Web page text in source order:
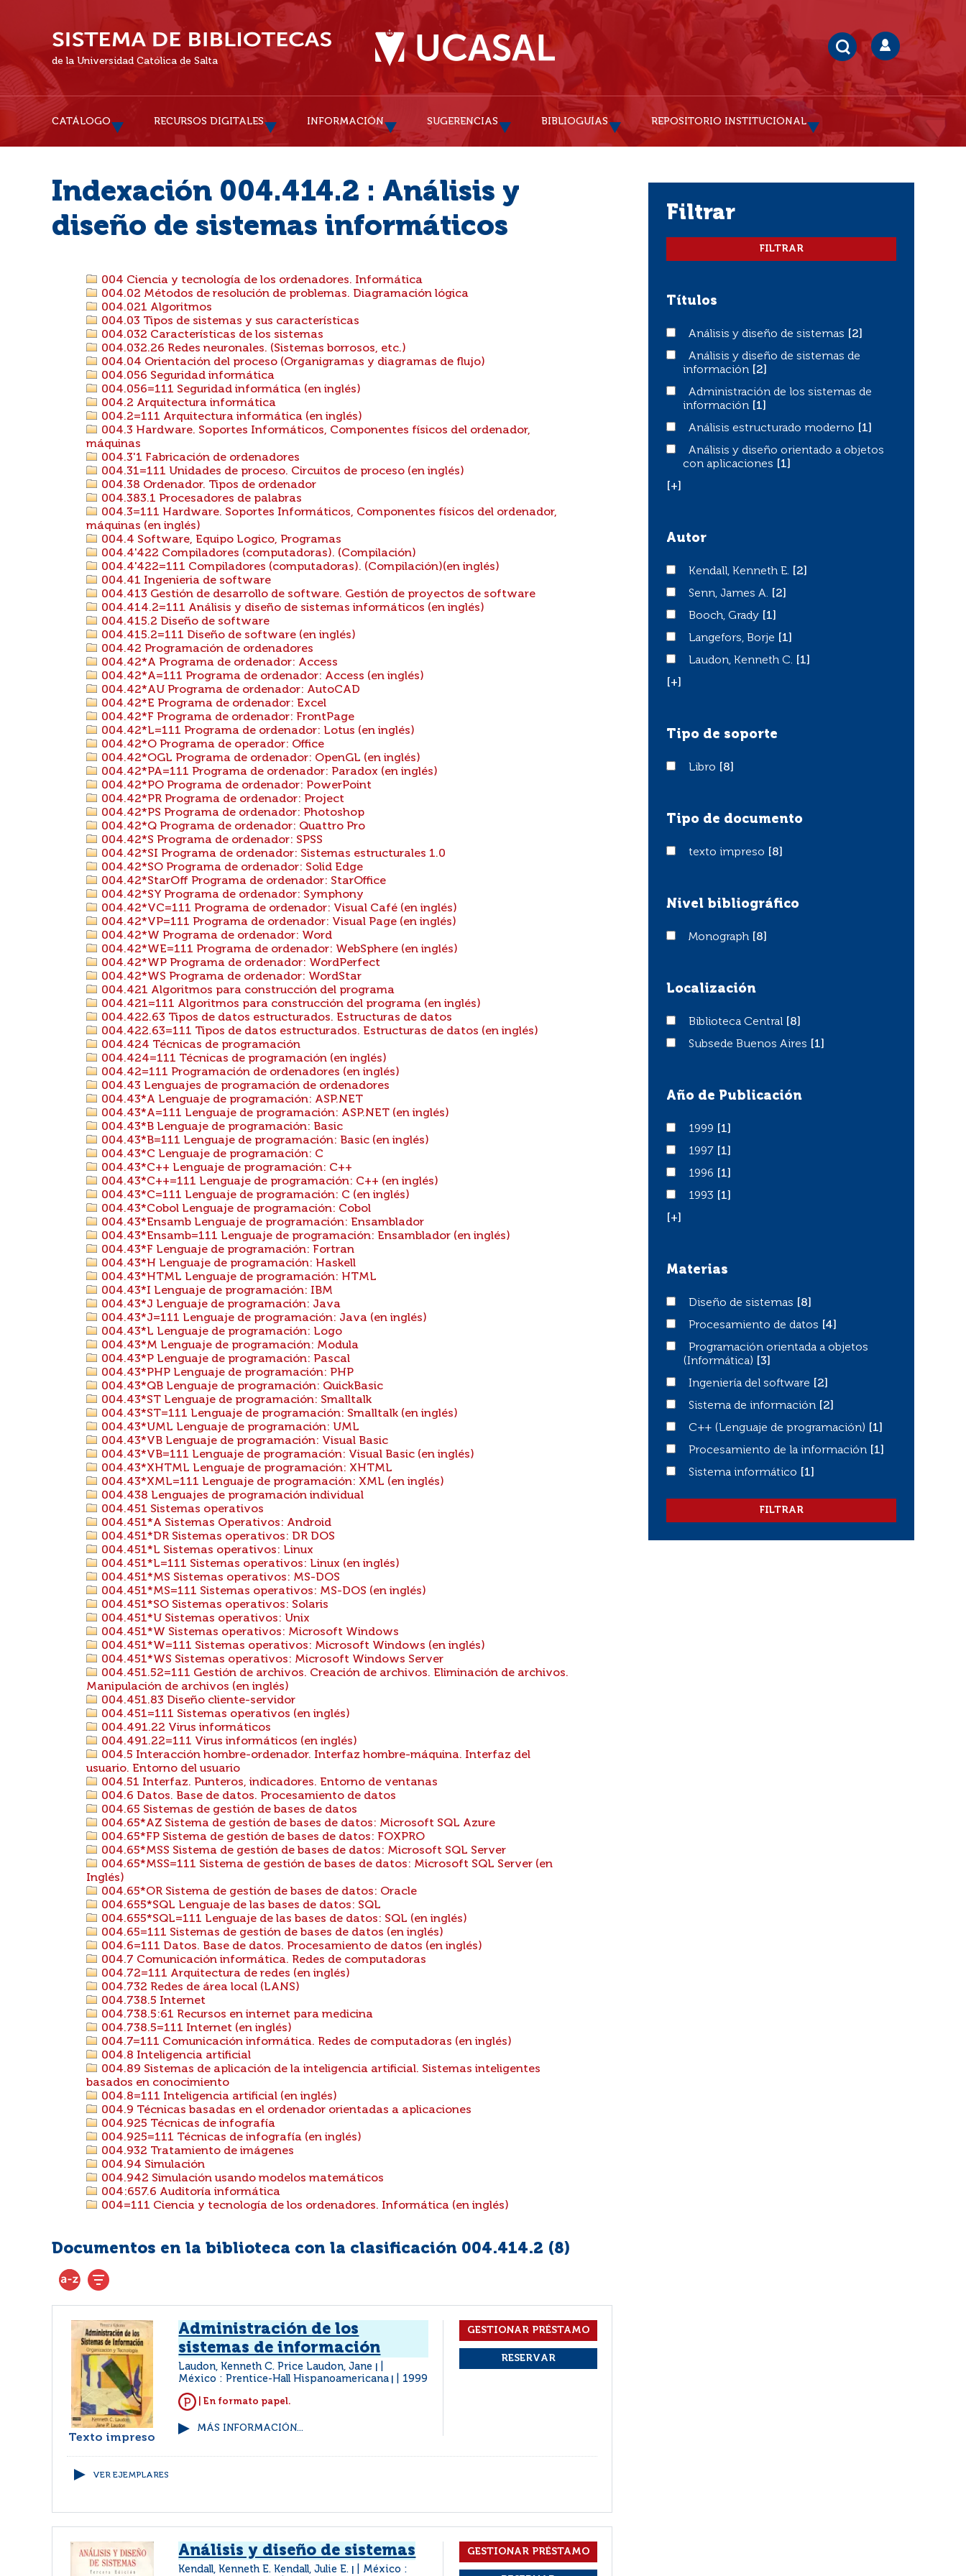
de la Universidad Católica de Salta
CATÁLOGO RECURSOS DIGITALES INFORMACIÓN SUGERENCIAS BIBLIOGUÍAS REPOSITORIO INSTITUCIONAL
Indexación 004.414.2 : Análisis y
diseño de sistemas informáticos
004 Ciencia y tecnología de los ordenadores. Informática
004.02 Métodos de resolución de problemas. Diagramación lógica
004.021 Algoritmos
004.03 Tipos de sistemas y sus características
004.032 Características de los sistemas
004.032.26 Redes neuronales. (Sistemas borrosos, etc.)
004.04 Orientación del proceso (Organigramas y diagramas de flujo)
004.056 Seguridad informática
004.056=111 Seguridad informática (en inglés)
004.2 Arquitectura informática
004.2=111 Arquitectura informática (en inglés)
004.3 Hardware. Soportes Informáticos, Componentes físicos del ordenador,
máquinas
004.3'1 Fabricación de ordenadores
004.31=111 Unidades de proceso. Circuitos de proceso (en inglés)
004.38 Ordenador. Tipos de ordenador
004.383.1 Procesadores de palabras
004.3=111 Hardware. Soportes Informáticos, Componentes físicos del ordenador,
máquinas (en inglés)
004.4 Software, Equipo Logico, Programas
004.4'422 Compiladores (computadoras). (Compilación)
004.4'422=111 Compiladores (computadoras). (Compilación)(en inglés)
004.41 Ingenieria de software
004.413 Gestión de desarrollo de software. Gestión de proyectos de software
004.414.2=111 Análisis y diseño de sistemas informáticos (en inglés)
004.415.2 Diseño de software
004.415.2=111 Diseño de software (en inglés)
004.42 Programación de ordenadores
004.42*A Programa de ordenador: Access
004.42*A=111 Programa de ordenador: Access (en inglés)
004.42*AU Programa de ordenador: AutoCAD
004.42*E Programa de ordenador: Excel
004.42*F Programa de ordenador: FrontPage
004.42*L=111 Programa de ordenador: Lotus (en inglés)
004.42*O Programa de operador: Office
004.42*OGL Programa de ordenador: OpenGL (en inglés)
004.42*PA=111 Programa de ordenador: Paradox (en inglés)
004.42*PO Programa de ordenador: PowerPoint
004.42*PR Programa de ordenador: Project
004.42*PS Programa de ordenador: Photoshop
004.42*Q Programa de ordenador: Quattro Pro
004.42*S Programa de ordenador: SPSS
004.42*SI Programa de ordenador: Sistemas estructurales 1.0
004.42*SO Programa de ordenador: Solid Edge
004.42*StarOff Programa de ordenador: StarOffice
004.42*SY Programa de ordenador: Symphony
004.42*VC=111 Programa de ordenador: Visual Café (en inglés)
004.42*VP=111 Programa de ordenador: Visual Page (en inglés)
004.42*W Programa de ordenador: Word
004.42*WE=111 Programa de ordenador: WebSphere (en inglés)
004.42*WP Programa de ordenador: WordPerfect
004.42*WS Programa de ordenador: WordStar
004.421 Algoritmos para construcción del programa
004.421=111 Algoritmos para construcción del programa (en inglés)
004.422.63 Tipos de datos estructurados. Estructuras de datos
004.422.63=111 Tipos de datos estructurados. Estructuras de datos (en inglés)
004.424 Técnicas de programación
004.424=111 Técnicas de programación (en inglés)
004.42=111 Programación de ordenadores (en inglés)
004.43 Lenguajes de programación de ordenadores
004.43*A Lenguaje de programación: ASP.NET
004.43*A=111 Lenguaje de programación: ASP.NET (en inglés)
004.43*B Lenguaje de programación: Basic
004.43*B=111 Lenguaje de programación: Basic (en inglés)
004.43*C Lenguaje de programación: C
004.43*C++ Lenguaje de programación: C++
004.43*C++=111 Lenguaje de programación: C++ (en inglés)
004.43*C=111 Lenguaje de programación: C (en inglés)
004.43*Cobol Lenguaje de programación: Cobol
004.43*Ensamb Lenguaje de programación: Ensamblador
004.43*Ensamb=111 Lenguaje de programación: Ensamblador (en inglés)
004.43*F Lenguaje de programación: Fortran
004.43*H Lenguaje de programación: Haskell
004.43*HTML Lenguaje de programación: HTML
004.43*I Lenguaje de programación: IBM
004.43*J Lenguaje de programación: Java
004.43*J=111 Lenguaje de programación: Java (en inglés)
004.43*L Lenguaje de programación: Logo
004.43*M Lenguaje de programación: Modula
004.43*P Lenguaje de programación: Pascal
004.43*PHP Lenguaje de programación: PHP
004.43*QB Lenguaje de programación: QuickBasic
004.43*ST Lenguaje de programación: Smalltalk
004.43*ST=111 Lenguaje de programación: Smalltalk (en inglés)
004.43*UML Lenguaje de programación: UML
004.43*VB Lenguaje de programación: Visual Basic
004.43*VB=111 Lenguaje de programación: Visual Basic (en inglés)
004.43*XHTML Lenguaje de programación: XHTML
004.43*XML=111 Lenguaje de programación: XML (en inglés)
004.438 Lenguajes de programación individual
004.451 Sistemas operativos
004.451*A Sistemas Operativos: Android
004.451*DR Sistemas operativos: DR DOS
004.451*L Sistemas operativos: Linux
004.451*L=111 Sistemas operativos: Linux (en inglés)
004.451*MS Sistemas operativos: MS-DOS
004.451*MS=111 Sistemas operativos: MS-DOS (en inglés)
004.451*SO Sistemas operativos: Solaris
004.451*U Sistemas operativos: Unix
004.451*W Sistemas operativos: Microsoft Windows
004.451*W=111 Sistemas operativos: Microsoft Windows (en inglés)
004.451*WS Sistemas operativos: Microsoft Windows Server
004.451.52=111 Gestión de archivos. Creación de archivos. Eliminación de archivos.
Manipulación de archivos (en inglés)
004.451.83 Diseño cliente-servidor
004.451=111 Sistemas operativos (en inglés)
004.491.22 Virus informáticos
004.491.22=111 Virus informáticos (en inglés)
004.5 Interacción hombre-ordenador. Interfaz hombre-máquina. Interfaz del
usuario. Entorno del usuario
004.51 Interfaz. Punteros, indicadores. Entorno de ventanas
004.6 Datos. Base de datos. Procesamiento de datos
004.65 Sistemas de gestión de bases de datos
004.65*AZ Sistema de gestión de bases de datos: Microsoft SQL Azure
004.65*FP Sistema de gestión de bases de datos: FOXPRO
004.65*MSS Sistema de gestión de bases de datos: Microsoft SQL Server
004.65*MSS=111 Sistema de gestión de bases de datos: Microsoft SQL Server (en
Inglés)
004.65*OR Sistema de gestión de bases de datos: Oracle
004.655*SQL Lenguaje de las bases de datos: SQL
004.655*SQL=111 Lenguaje de las bases de datos: SQL (en inglés)
004.65=111 Sistemas de gestión de bases de datos (en inglés)
004.6=111 Datos. Base de datos. Procesamiento de datos (en inglés)
004.7 Comunicación informática. Redes de computadoras
004.72=111 Arquitectura de redes (en inglés)
004.732 Redes de área local (LANS)
004.738.5 Internet
004.738.5:61 Recursos en internet para medicina
004.738.5=111 Internet (en inglés)
004.7=111 Comunicación informática. Redes de computadoras (en inglés)
004.8 Inteligencia artificial
004.89 Sistemas de aplicación de la inteligencia artificial. Sistemas inteligentes
basados en conocimiento
004.8=111 Inteligencia artificial (en inglés)
004.9 Técnicas basadas en el ordenador orientadas a aplicaciones
004.925 Técnicas de infografía
004.925=111 Técnicas de infografía (en inglés)
004.932 Tratamiento de imágenes
004.94 Simulación
004.942 Simulación usando modelos matemáticos
004:657.6 Auditoría informática
004=111 Ciencia y tecnología de los ordenadores. Informática (en inglés)
Documentos en la biblioteca con la clasificación 004.414.2 (8)
Texto impreso
Administración de los
sistemas de información
Laudon, Kenneth C. Price Laudon, Jane
México : Prentice-Hall Hispanoamericana 1999
| En formato papel.
MÁS INFORMACIÓN...
VER EJEMPLARES
Análisis y diseño de sistemas
Kendall, Kenneth E. Kendall, Julie E. México :
filtrar
Títulos
Análisis y diseño de sistemas
Análisis y diseño de sistemas
[2]
Análisis y diseño de sistemas de información
Análisis y diseño de sistemas de
información
[2]
Administración de los sistemas de información
Administración de los sistemas de
información
[1]
Análisis estructurado moderno
Análisis estructurado moderno
[1]
Análisis y diseño orientado a objetos con aplicaciones
Análisis y diseño orientado a objetos
con aplicaciones
[1]
[+]
Autor
Kendall, Kenneth E.
Kendall, Kenneth E.
[2]
Senn, James A.
Senn, James A.
[2]
Booch, Grady
Booch, Grady
[1]
Langefors, Borje
Langefors, Borje
[1]
Laudon, Kenneth C.
Laudon, Kenneth C.
[1]
[+]
Tipo de soporte
LibroLibro [8]
Tipo de documento
texto impreso
texto impreso [8]
Nivel bibliográfico
Monograph
Monograph [8]
Localización
Biblioteca Central
Biblioteca Central
[8]
Subsede Buenos Aires
Subsede Buenos Aires [1]
Año de Publicación
19991999
[1]
19971997
[1]
19961996
[1]
19931993
[1]
[+]
Materias
Diseño de sistemas
Diseño de sistemas
[8]
Procesamiento de datos
Procesamiento de datos
[4]
Programación orientada a objetos (Informática)
Programación orientada a objetos
(Informática)
[3]
Ingeniería del software
Ingeniería del software
[2]
Sistema de información
Sistema de información
[2]
C++ (Lenguaje de programación)
C++ (Lenguaje de programación)
[1]
Procesamiento de la información
Procesamiento de la información
[1]
Sistema informático
Sistema informático [1]